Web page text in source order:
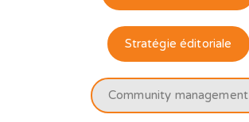
Stratégie éditoriale
Community management